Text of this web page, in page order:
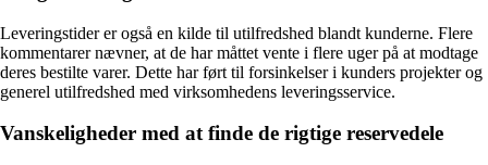
Leveringstider er også en kilde til utilfredshed blandt kunderne. Flere
kommentarer nævner, at de har måttet vente i flere uger på at modtage
deres bestilte varer. Dette har ført til forsinkelser i kunders projekter og
generel utilfredshed med virksomhedens leveringsservice.
Vanskeligheder med at finde de rigtige reservedele